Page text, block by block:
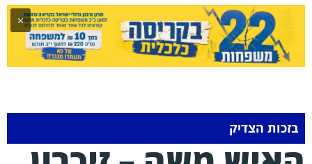
×
בזכות הצדיק